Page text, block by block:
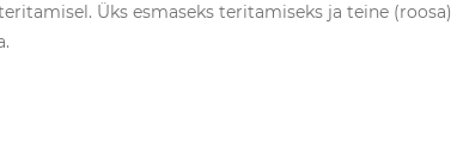
Üks esmaseks teritamiseks ja teine (roosa)